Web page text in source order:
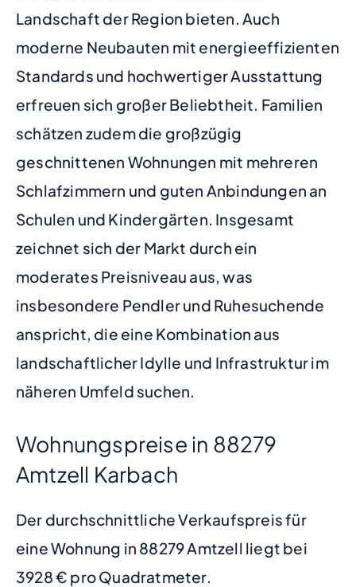
Landschaft der Region bieten. Auch
moderne Neubauten mit energieeffizienten
Standards und hochwertiger Ausstattung
erfreuen sich großer Beliebtheit. Familien
schätzen zudem die großzügig
geschnittenen Wohnungen mit mehreren
Schlafzimmern und guten Anbindungen an
Schulen und Kindergärten. Insgesamt
zeichnet sich der Markt durch ein
moderates Preisniveau aus, was
insbesondere Pendler und Ruhesuchende
anspricht, die eine Kombination aus
landschaftlicher Idylle und Infrastruktur im
näheren Umfeld suchen.
Wohnungspreise in 88279
Amtzell Karbach
Der durchschnittliche Verkaufspreis für
eine Wohnung in 88279 Amtzell liegt bei
3928 € pro Quadratmeter.